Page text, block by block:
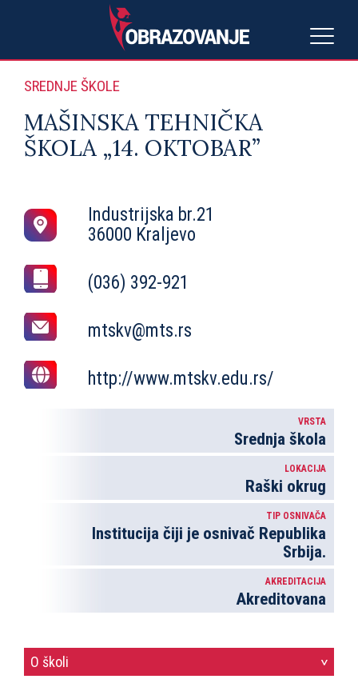
SREDNJE ŠKOLE
MAŠINSKA TEHNIČKA
ŠKOLA „14. OKTOBAR”
Industrijska br.21
36000 Kraljevo
(036) 392-921
mtskv@mts.rs
http://www.mtskv.edu.rs/
VRSTA
Srednja škola
LOKACIJA
Raški okrug
TIP OSNIVAČA
Institucija čiji je osnivač Republika
Srbija.
AKREDITACIJA
Akreditovana
O školi >